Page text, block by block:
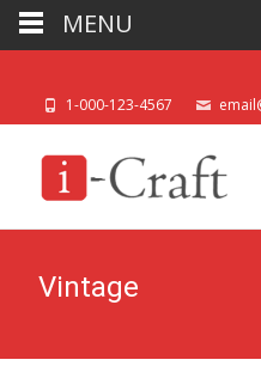
1-000-123-4567
Vintage
MENU